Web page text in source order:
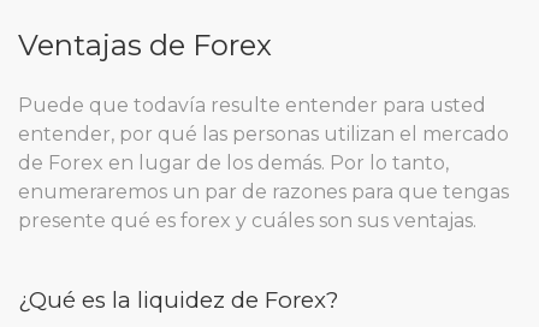
Ventajas de Forex
Puede que todavía resulte entender para usted
entender, por qué las personas utilizan el mercado
de Forex en lugar de los demás. Por lo tanto,
enumeraremos un par de razones para que tengas
presente qué es forex y cuáles son sus ventajas.
¿Qué es la liquidez de Forex?